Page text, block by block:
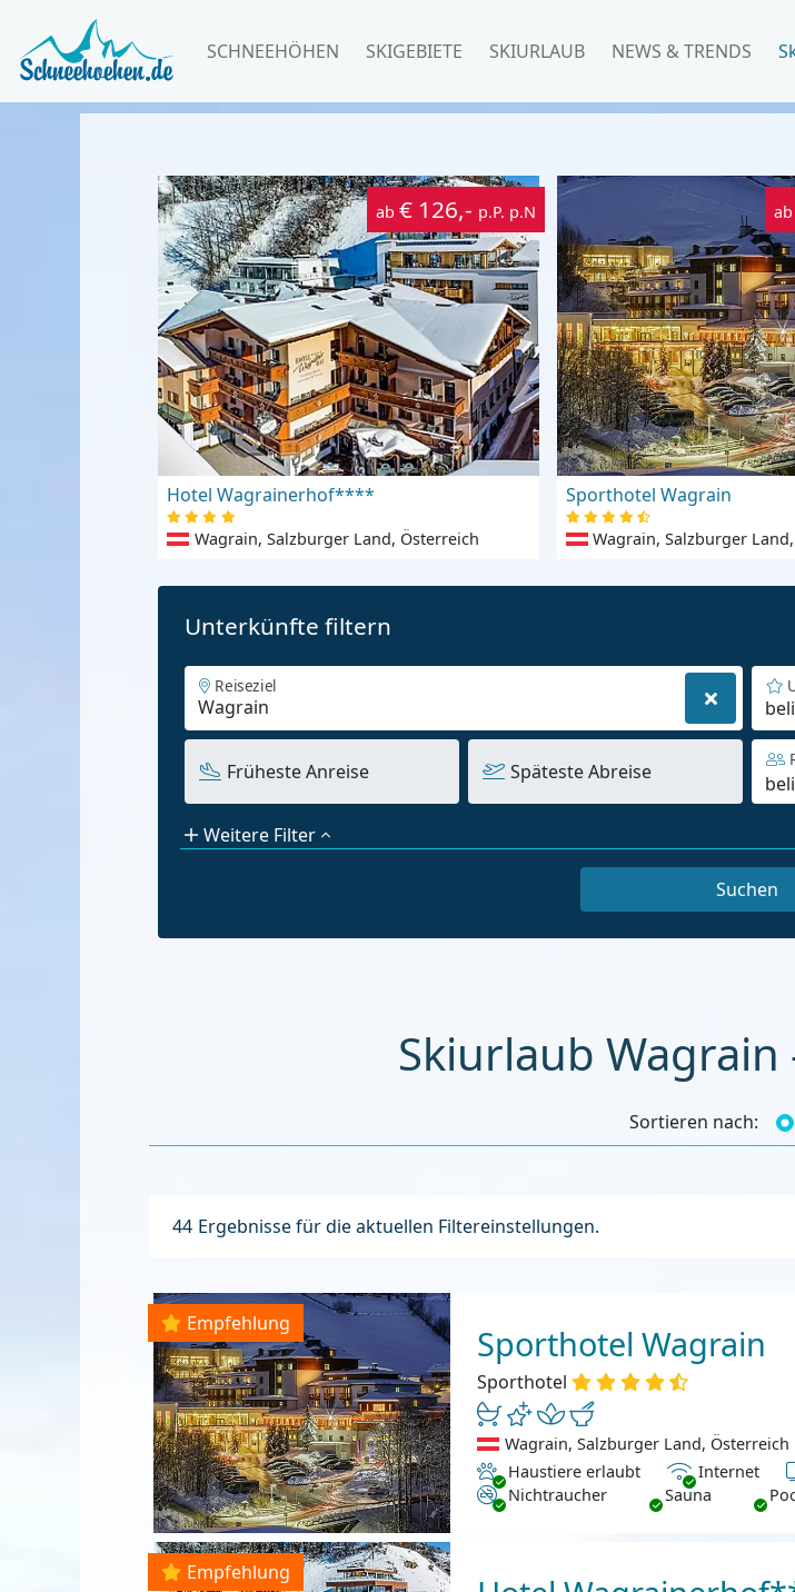
SCHNEEHÖHEN SKIGEBIETE SKIURLAUB NEWS & TRENDS
ab € 126,- p.P. p.N
Hotel Wagrainerhof****
Wagrain, Salzburger Land, Österreich
Sporthotel Wagrain
Wagrain, Salzburger
Unterkünfte filtern
Reiseziel
Früheste Anreise Späteste Abreise
Weitere Filter
Sortieren nach:
44 Ergebnisse für die aktuellen Filtereinstellungen.
Empfehlung Sporthotel Wagrain
Sporthotel
Wagrain, Salzburger Land, Österreich
Haustiere erlaubt
Haustiere erlaubt InternetInternet
Nichtraucher
Nichtraucher Sauna
Empfehlung